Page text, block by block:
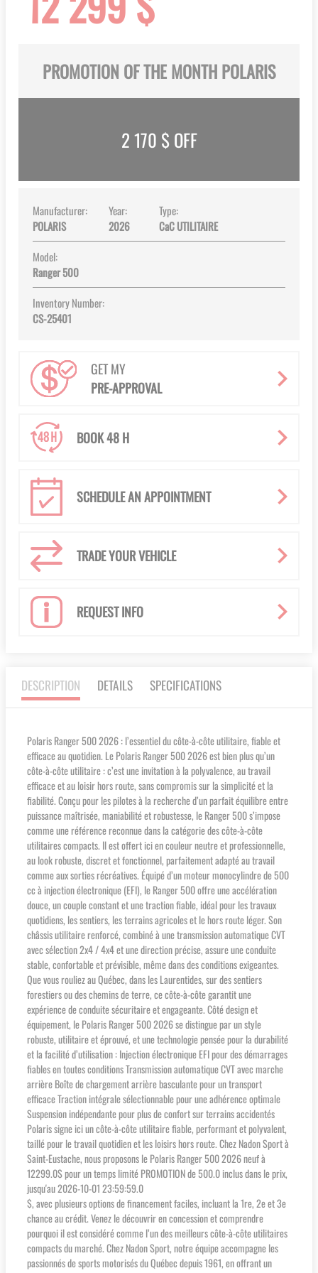
gallery
PROMOTION OF THE MONTH POLARIS
2 170 $ OFF
Manufacturer:
POLARIS
Year:
2026
Type:
CaC UTILITAIRE
Model:
Ranger 500
Inventory Number:
CS-25401
GET MY
PRE-APPROVAL
BOOK 48 H
SCHEDULE AN APPOINTMENT
TRADE YOUR VEHICLE
REQUEST INFO
DESCRIPTION DETAILS SPECIFICATIONS
Polaris Ranger 500 2026 : l’essentiel du côte-à-côte utilitaire, fiable et
efficace au quotidien. Le Polaris Ranger 500 2026 est bien plus qu’un
côte-à-côte utilitaire : c’est une invitation à la polyvalence, au travail
efficace et au loisir hors route, sans compromis sur la simplicité et la
fiabilité. Conçu pour les pilotes à la recherche d’un parfait équilibre entre
puissance maîtrisée, maniabilité et robustesse, le Ranger 500 s’impose
comme une référence reconnue dans la catégorie des côte-à-côte
utilitaires compacts. Il est offert ici en couleur neutre et professionnelle,
au look robuste, discret et fonctionnel, parfaitement adapté au travail
comme aux sorties récréatives. Équipé d’un moteur monocylindre de 500
cc à injection électronique (EFI), le Ranger 500 offre une accélération
douce, un couple constant et une traction fiable, idéal pour les travaux
quotidiens, les sentiers, les terrains agricoles et le hors route léger. Son
châssis utilitaire renforcé, combiné à une transmission automatique CVT
avec sélection 2x4 / 4x4 et une direction précise, assure une conduite
stable, confortable et prévisible, même dans des conditions exigeantes.
Que vous rouliez au Québec, dans les Laurentides, sur des sentiers
forestiers ou des chemins de terre, ce côte-à-côte garantit une
expérience de conduite sécuritaire et engageante. Côté design et
équipement, le Polaris Ranger 500 2026 se distingue par un style
robuste, utilitaire et éprouvé, et une technologie pensée pour la durabilité
et la facilité d’utilisation : Injection électronique EFI pour des démarrages
fiables en toutes conditions Transmission automatique CVT avec marche
arrière Boîte de chargement arrière basculante pour un transport
efficace Traction intégrale sélectionnable pour une adhérence optimale
Suspension indépendante pour plus de confort sur terrains accidentés
Polaris signe ici un côte-à-côte utilitaire fiable, performant et polyvalent,
taillé pour le travail quotidien et les loisirs hors route. Chez Nadon Sport à
Saint-Eustache, nous proposons le Polaris Ranger 500 2026 neuf à
12299.0$ pour un temps limité PROMOTION de 500.0 inclus dans le prix,
jusqu'au 2026-10-01 23:59:59.0
$, avec plusieurs options de financement faciles, incluant la 1re, 2e et 3e
chance au crédit. Venez le découvrir en concession et comprendre
pourquoi il est considéré comme l’un des meilleurs côte-à-côte utilitaires
compacts du marché. Chez Nadon Sport, notre équipe accompagne les
passionnés de sports motorisés du Québec depuis 1961, en offrant un